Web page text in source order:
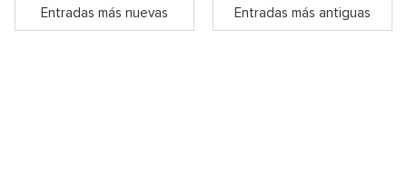
Entradas más nuevas Entradas más antiguas